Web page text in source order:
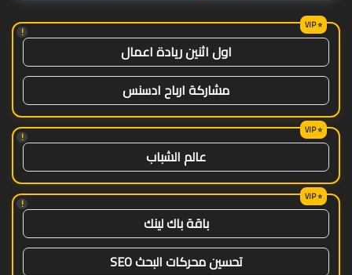
!
اول اثنين ريادة اعمال
مشاركة ارباح ادسنس
!
عالم الشباب
!
باقة باك لينك
تحسين محركات البحث SEO